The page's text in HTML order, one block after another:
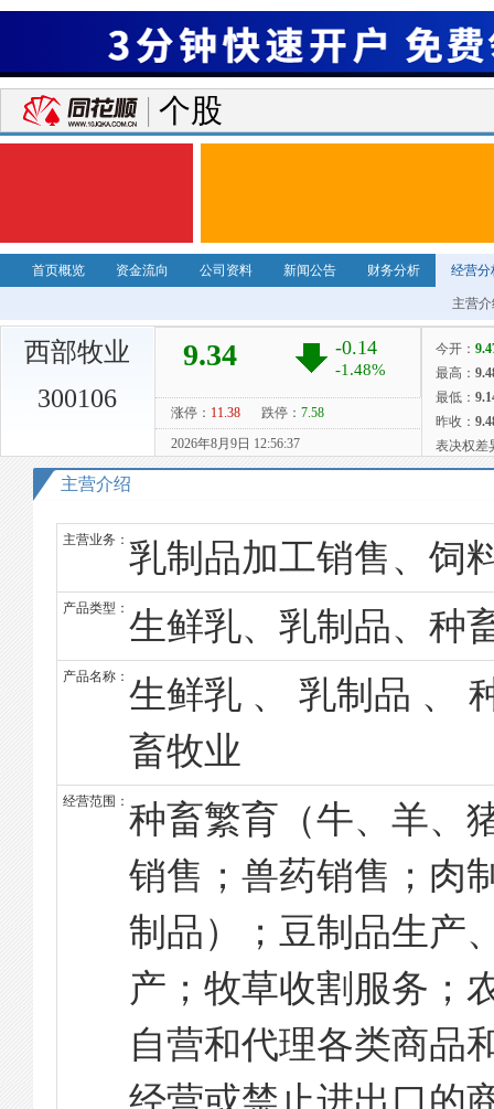
个股
首页概览 资金流向 公司资料 新闻公告 财务分析 经营分
主营
西部牧业
300106